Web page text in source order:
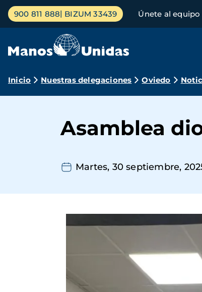
Pasar
contenido
Menú
principal
900 811 888 BIZUM 33439 Únete al equipo
Ruta
navegación
Inicio Nuestras delegaciones Oviedo
Asamblea
Martes, 30 septiembre,